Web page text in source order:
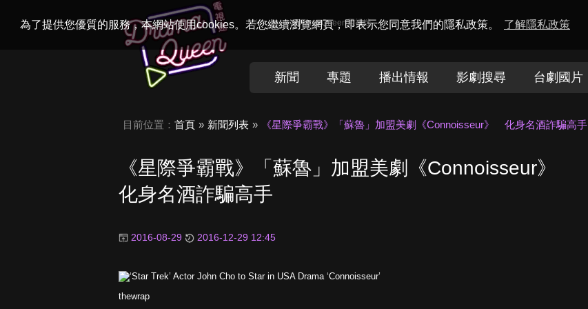
為了提供您優質的服務，本網站使用cookies。若您繼續瀏覽網頁，即表示您同意我們的隱私政策。 了解隱私政策
Welcome toDramaQueen電視迷
新聞 專題 播出情報 影劇搜尋 台劇國片
目前位置： 首頁 新聞列表 《星際爭霸戰》「蘇魯」加盟美劇《Connoisseur》 化身名酒詐騙高手
《星際爭霸戰》「蘇魯」加盟美劇《Connoisseur》
化身名酒詐騙高手
2016-08-29 2016-12-29 12:45
thewrap